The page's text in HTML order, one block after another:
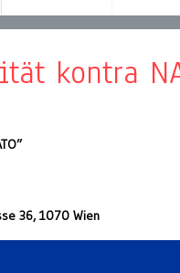
kontra
36, 1070 Wien